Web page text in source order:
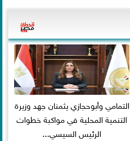
التمامي وأبوحجازي يثمنان جهد وزيرة
التنمية المحلية في مواكبة خطوات
الرئيس السيسي...